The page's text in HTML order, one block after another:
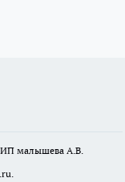
ИП малышева А.В.